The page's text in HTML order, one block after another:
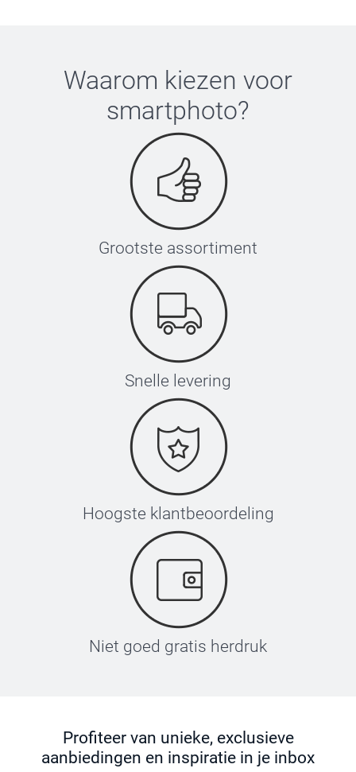
Waarom kiezen voor
smartphoto?
Grootste assortiment
Snelle levering
Hoogste klantbeoordeling
Niet goed gratis herdruk
Profiteer van unieke, exclusieve
aanbiedingen en inspiratie in je inbox